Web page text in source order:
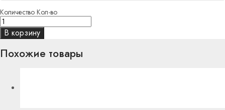
Количество Кол-во
В корзину
Похожие товары